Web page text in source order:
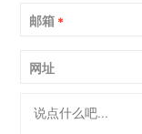
邮箱 *
网址